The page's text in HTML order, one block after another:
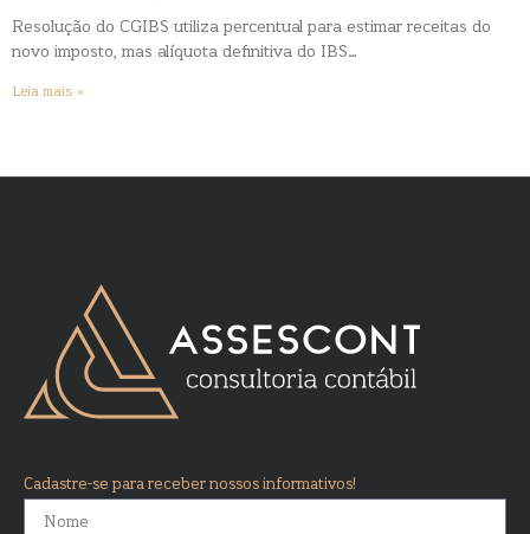
Resolução do CGIBS utiliza percentual para estimar receitas do
novo imposto, mas alíquota definitiva do IBS…
Leia mais »
Cadastre-se para receber nossos informativos!